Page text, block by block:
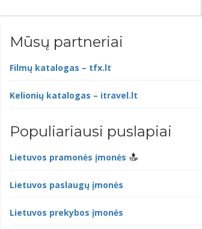
Mūsų partneriai
Filmų katalogas – tfx.lt
Kelionių katalogas – itravel.lt
Populiariausi puslapiai
Lietuvos pramonės įmonės
Lietuvos paslaugų įmonės
Lietuvos prekybos įmonės